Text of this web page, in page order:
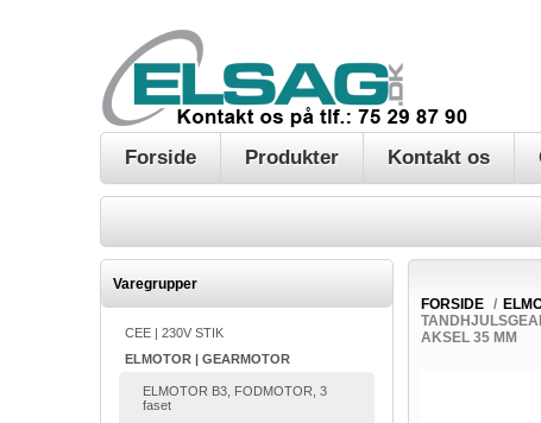
Forside Produkter Kontakt os
Varegrupper
CEE | 230V STIK
ELMOTOR | GEARMOTOR
ELMOTOR B3, FODMOTOR, 3
faset
FORSIDE /
AKSEL 35 MM